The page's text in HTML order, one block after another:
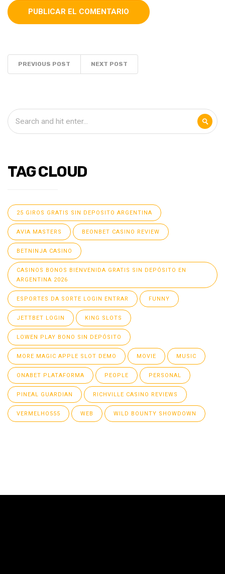
PREVIOUS POST NEXT POST
TAG CLOUD
25 GIROS GRATIS SIN DEPOSITO ARGENTINA
AVIA MASTERS BEONBET CASINO REVIEW
BETNINJA CASINO
CASINOS BONOS BIENVENIDA GRATIS SIN DEPÓSITO EN
ARGENTINA 2026
ESPORTES DA SORTE LOGIN ENTRAR FUNNY
JETTBET LOGIN KING SLOTS
LOWEN PLAY BONO SIN DEPÓSITO
MORE MAGIC APPLE SLOT DEMO MOVIE MUSIC
ONABET PLATAFORMA PEOPLE PERSONAL
PINEAL GUARDIAN RICHVILLE CASINO REVIEWS
VERMELHO555 WEB WILD BOUNTY SHOWDOWN